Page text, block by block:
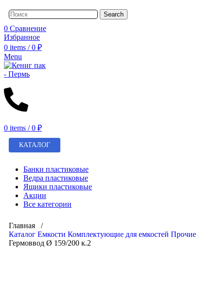
Search
0 Сравнение
Избранное
0 items / 0 ₽
Menu
0 items / 0 ₽
КАТАЛОГ
Банки пластиковые
Ведра пластиковые
Ящики пластиковые
Акции
Все категории
Главная /
Каталог Емкости Комплектующие для емкостей Прочие
Гермоввод Ø 159/200 к.2